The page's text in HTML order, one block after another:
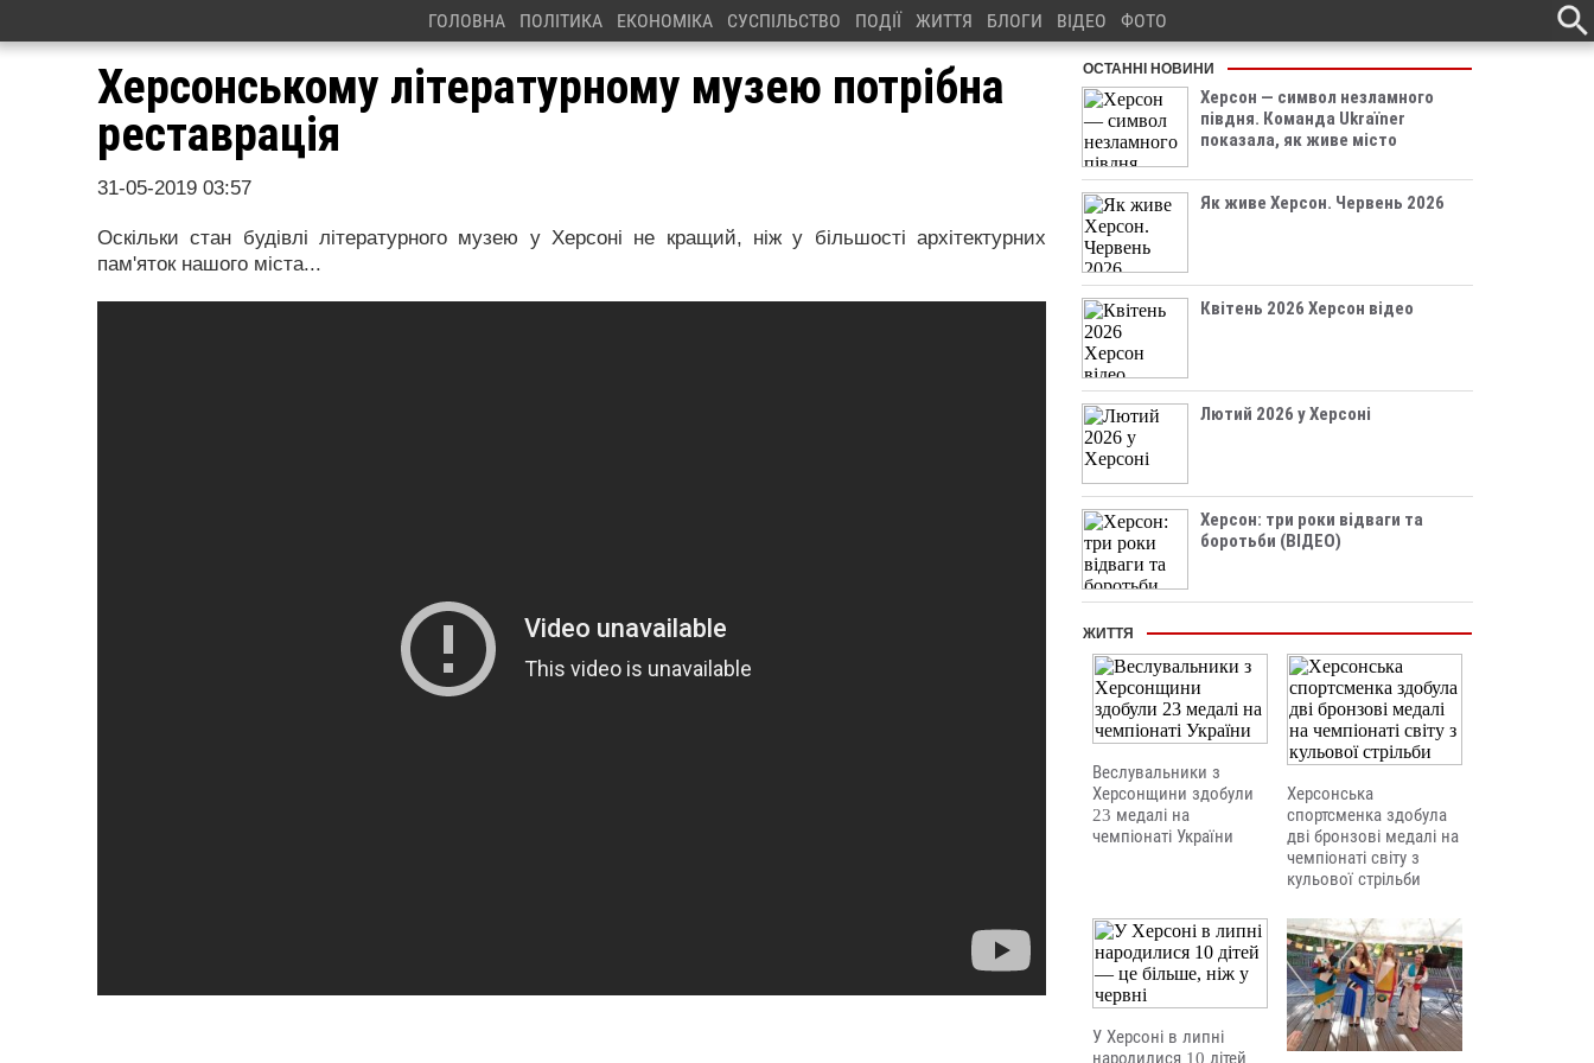
ГОЛОВНА ПОЛІТИКА ЕКОНОМІКА СУСПІЛЬСТВО ПОДІЇ ЖИТТЯ БЛОГИ ВІДЕО ФОТО
Херсонському літературному музею потрібна
реставрація
31-05-2019 03:57
Оскільки стан будівлі літературного музею у Херсоні не кращий, ніж у більшості архітектурних
пам'яток нашого міста...
ОСТАННІ НОВИНИ
Херсон — символ незламного
півдня. Команда Ukraїner
показала, як живе місто
Як живе Херсон. Червень 2026
Квітень 2026 Херсон відео
Лютий 2026 у Херсоні
Херсон: три роки відваги та
боротьби (ВІДЕО)
ЖИТТЯ
Веслувальники з
Херсонщини здобули
23 медалі на
чемпіонаті України
Херсонська
спортсменка здобула
дві бронзові медалі на
чемпіонаті світу з
кульової стрільби
У Херсоні в липні
народилися 10 дітей